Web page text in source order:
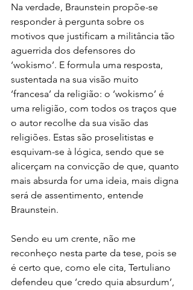
Na verdade, Braunstein propõe-se
responder à pergunta sobre os
motivos que justificam a militância tão
aguerrida dos defensores do
‘wokismo’. E formula uma resposta,
sustentada na sua visão muito
‘francesa’ da religião: o ‘wokismo’ é
uma religião, com todos os traços que
o autor recolhe da sua visão das
religiões. Estas são proselitistas e
esquivam-se à lógica, sendo que se
alicerçam na convicção de que, quanto
mais absurda for uma ideia, mais digna
será de assentimento, entende
Braunstein.
Sendo eu um crente, não me
reconheço nesta parte da tese, pois se
é certo que, como ele cita, Tertuliano
defendeu que ‘credo quia absurdum’,